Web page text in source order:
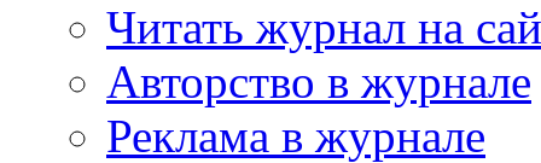
Читать журнал на
Авторство в журнале
Реклама в журнале